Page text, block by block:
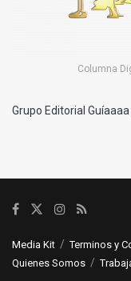
Columna
Grupo Editorial
Media Kit Terminos y
Quienes Somos